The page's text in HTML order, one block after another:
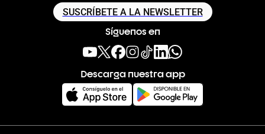
SUSCRÍBETE A LA NEWSLETTER
Síguenos en
Descarga nuestra app